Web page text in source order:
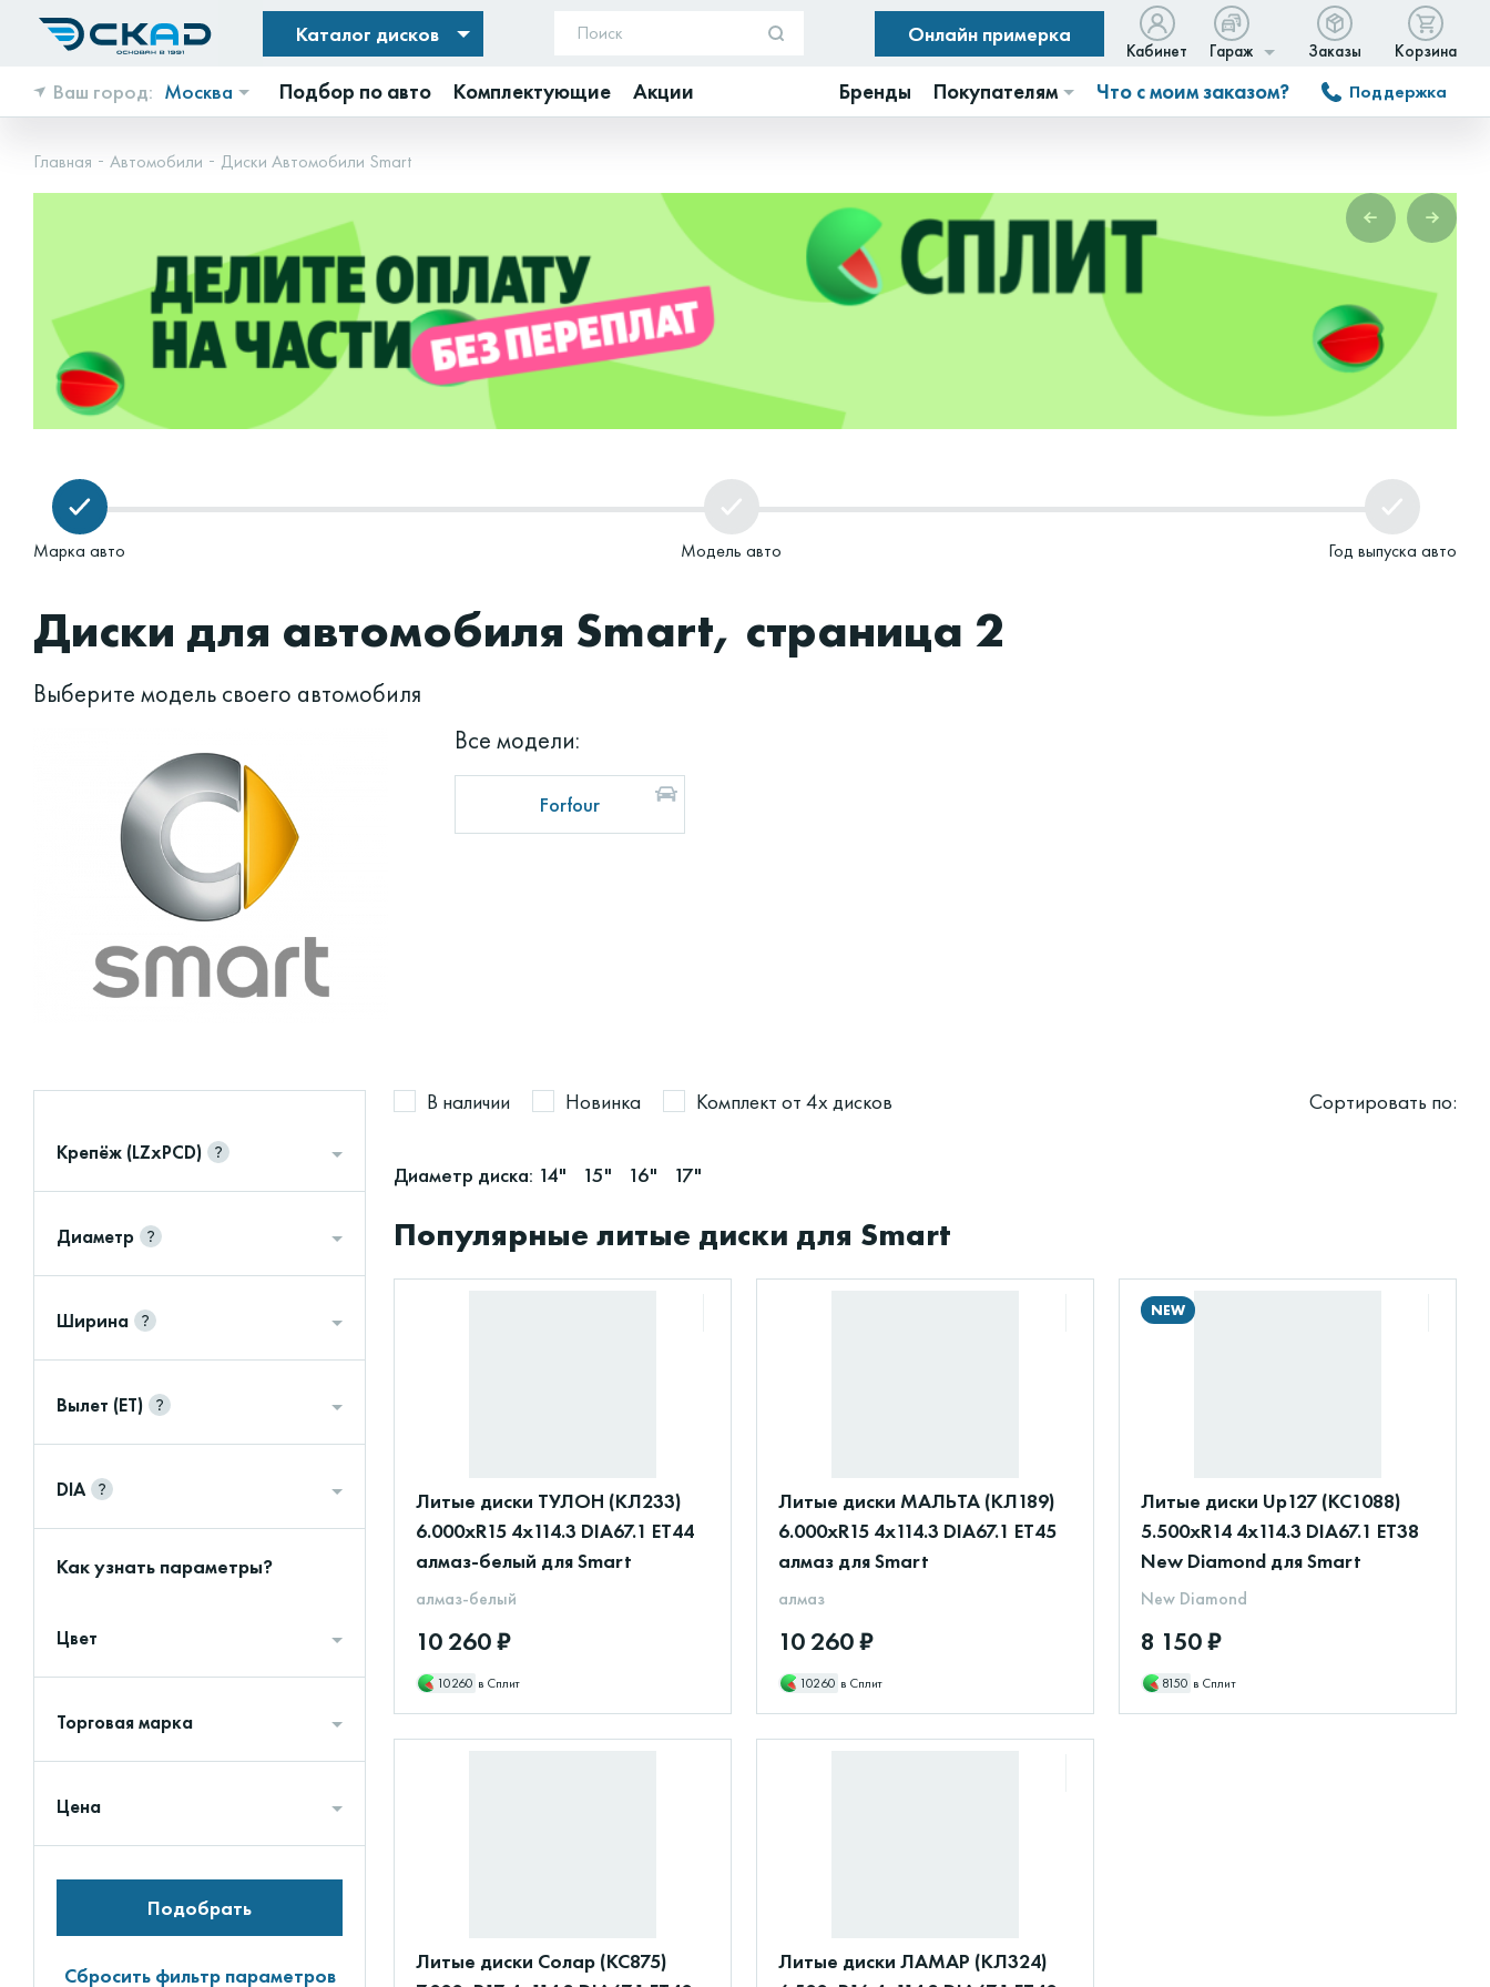
Каталог дисков Онлайн примерка
Кабинет Гараж Заказы Корзина
Ваш город: Москва Подбор по авто Комплектующие Акции Бренды Покупателям Что с моим заказом? Поддержка
Главная Автомобили Диски Автомобили Smart
Марка авто Модель авто Год выпуска авто
Диски для автомобиля Smart, страница 2
Выберите модель своего автомобиля
Все модели:
Forfour
Крепёж (LZxPCD)
Диаметр
Ширина
Вылет (ET)
DIA
Как узнать параметры?
Цвет
Торговая марка
Цена
Подобрать
Сбросить фильтр параметров
В наличии Новинка Комплект от 4х дисков Сортировать по:
Диаметр диска: 14" 15" 16" 17"
Популярные литые диски для Smart
Литые диски ТУЛОН (КЛ233)
6.000xR15 4x114.3 DIA67.1 ET44
алмаз-белый для Smart
алмаз-белый
10 260 ₽
10260 в Сплит
Литые диски МАЛЬТА (КЛ189)
6.000xR15 4x114.3 DIA67.1 ET45
алмаз для Smart
алмаз
10 260 ₽
10260 в Сплит
NEW
Литые диски Up127 (КС1088)
5.500xR14 4x114.3 DIA67.1 ET38
New Diamond для Smart
New Diamond
8 150 ₽
8150 в Сплит
Литые диски Солар (КС875)
Литые диски ЛАМАР (КЛ324)